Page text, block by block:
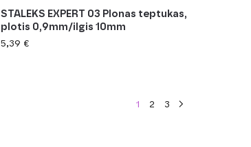
STALEKS EXPERT 03 Plonas teptukas,
plotis 0,9mm/ilgis 10mm
5,39 €
1 2 3